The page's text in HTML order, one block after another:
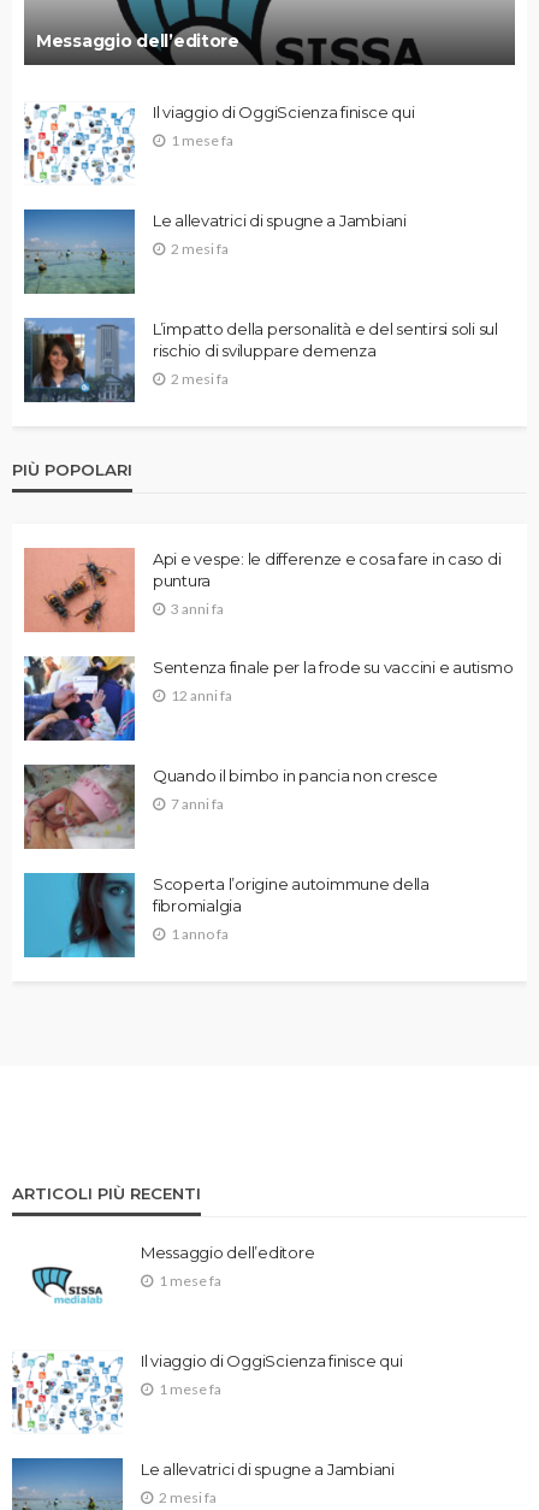
Messaggio dell’editore
Il viaggio di OggiScienza finisce qui
1 mese fa
Le allevatrici di spugne a Jambiani
2 mesi fa
L’impatto della personalità e del sentirsi soli sul
rischio di sviluppare demenza
2 mesi fa
PIÙ POPOLARI
Api e vespe: le differenze e cosa fare in caso di
puntura
3 anni fa
Sentenza finale per la frode su vaccini e autismo
12 anni fa
Quando il bimbo in pancia non cresce
7 anni fa
Scoperta l’origine autoimmune della
fibromialgia
1 anno fa
ARTICOLI PIÙ RECENTI
Messaggio dell’editore
1 mese fa
Il viaggio di OggiScienza finisce qui
1 mese fa
Le allevatrici di spugne a Jambiani
2 mesi fa